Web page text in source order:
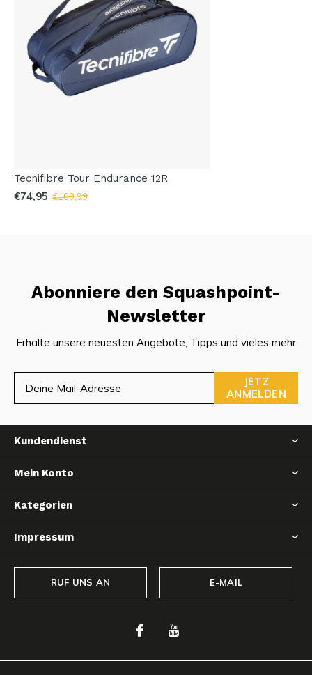
Tecnifibre Tour Endurance 12R
€74,95 €109,99
Abonniere den Squashpoint-
Newsletter
Erhalte unsere neuesten Angebote, Tipps und vieles mehr
JETZ
ANMELDEN
Kundendienst
Mein Konto
Kategorien
Impressum
RUF UNS AN E-MAIL